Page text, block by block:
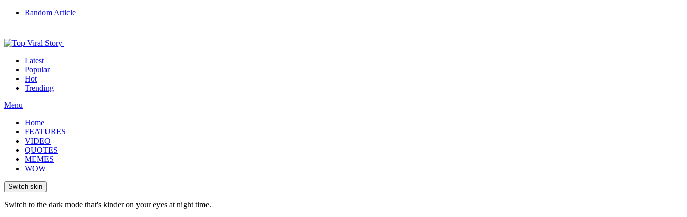
Random Article
Latest
Popular
Hot
Trending
Menu
Home
FEATURES
VIDEO
QUOTES
MEMES
WOW
Switch skin
Switch to the dark mode that's kinder on your eyes at night time.